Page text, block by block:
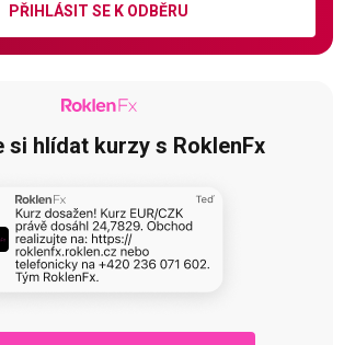
PŘIHLÁSIT SE K ODBĚRU
si hlídat kurzy s RoklenFx